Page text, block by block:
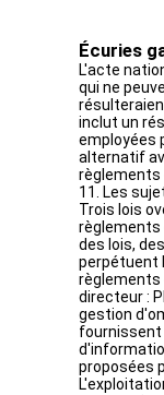
Écuries
L'acte
qui ne
inclut un
employées
alternatif
règlements
11. Les
Trois lois
règlements
des lois,
perpétuent
règlements
directeur :
gestion
fournissent
proposées